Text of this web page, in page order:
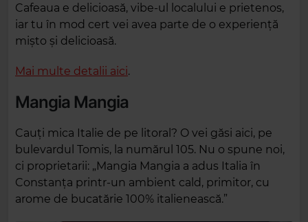
Cafeaua e delicioasă, vibe-ul localului e prietenos,
iar tu în mod cert vei avea parte de o experiență
mișto și delicioasă.
Mai multe detalii aici.
Mangia Mangia
Cauți mica Italie de pe litoral? O vei găsi aici, pe
bulevardul Tomis, la numărul 105. Nu o spune noi,
ci proprietarii: „Mangia Mangia a adus Italia în
Constanța printr-un ambient cald, primitor, cu
arome de bucatărie 100% italienească.”